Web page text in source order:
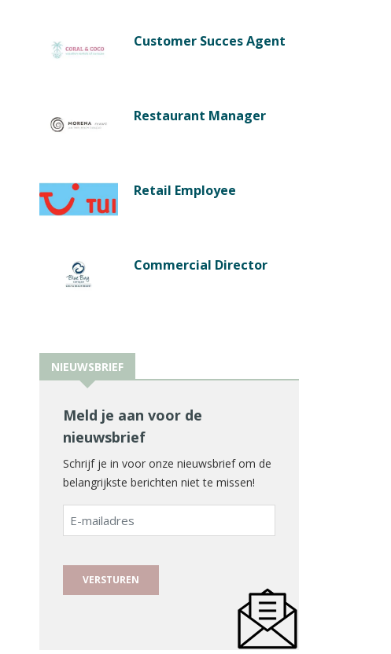
Customer Succes Agent
Restaurant Manager
Retail Employee
Commercial Director
NIEUWSBRIEF
Meld je aan voor de
nieuwsbrief
Schrijf je in voor onze nieuwsbrief om de
belangrijkste berichten niet te missen!
E-
mailadres